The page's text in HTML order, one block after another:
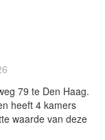
79 te Den Haag.
heeft 4 kamers
waarde van deze